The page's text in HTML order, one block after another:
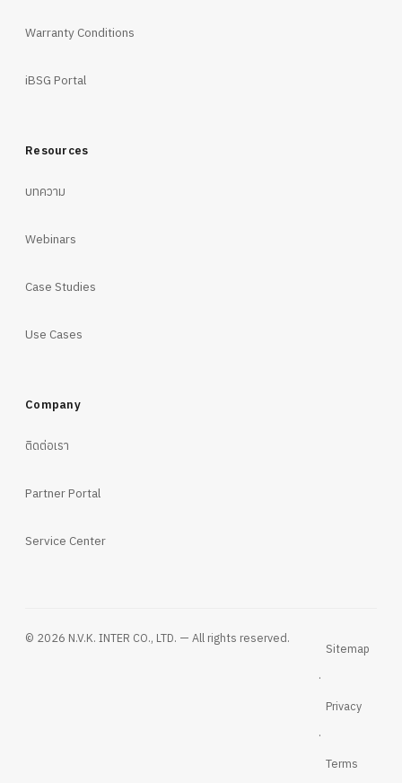
Warranty Conditions
iBSG Portal
Resources
บทความ
Webinars
Case Studies
Use Cases
Company
ติดต่อเรา
Partner Portal
Service Center
© 2026 N.V.K. INTER CO., LTD. — All rights reserved.
Sitemap
·
Privacy
·
Terms